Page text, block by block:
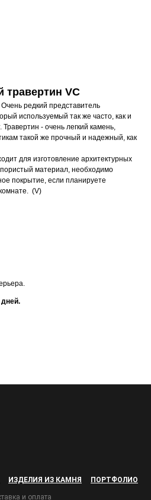
ул Султана Бейбарыса,
травертин VC
редкий представитель
используемый так же часто, как и
- очень легкий камень,
такой же прочный и надежный, как
для изготовление архитектурных
материал, необходимо
покрытие, если планируете
(V)
дней.
ИЗДЕЛИЯ ИЗ КАМНЯ ПОРТФОЛИО
и оплата